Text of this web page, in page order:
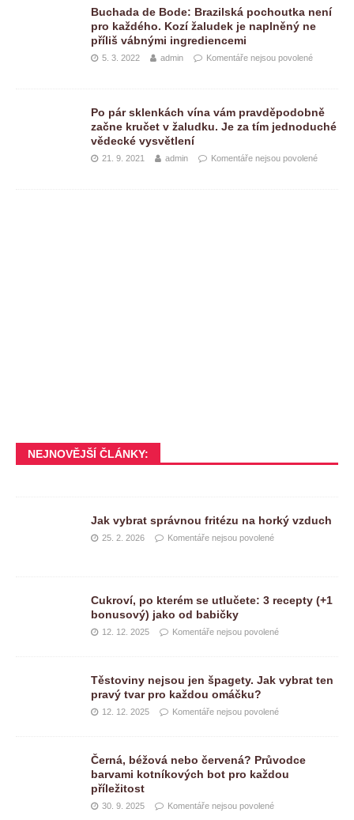
Buchada de Bode: Brazilská pochoutka není
pro každého. Kozí žaludek je naplněný ne
příliš vábnými ingrediencemi
5. 3. 2022 admin Komentáře nejsou povolené
Po pár sklenkách vína vám pravděpodobně
začne kručet v žaludku. Je za tím jednoduché
vědecké vysvětlení
21. 9. 2021 admin Komentáře nejsou povolené
NEJNOVĚJŠÍ ČLÁNKY:
Jak vybrat správnou fritézu na horký vzduch
25. 2. 2026 Komentáře nejsou povolené
Cukroví, po kterém se utlučete: 3 recepty (+1
bonusový) jako od babičky
12. 12. 2025 Komentáře nejsou povolené
Těstoviny nejsou jen špagety. Jak vybrat ten
pravý tvar pro každou omáčku?
12. 12. 2025 Komentáře nejsou povolené
Černá, béžová nebo červená? Průvodce
barvami kotníkových bot pro každou
příležitost
30. 9. 2025 Komentáře nejsou povolené